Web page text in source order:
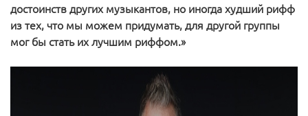
достоинств других музыкантов, но иногда худший рифф
из тех, что мы можем придумать, для другой группы
мог бы стать их лучшим риффом.»